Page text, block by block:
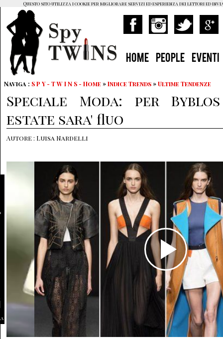
HOME PEOPLE EVENTI
Naviga : S P Y - T W I N S - Home »Indice Trends »Ultime Tendenze
Speciale Moda: per
estate sara' fluo
Autore : Luisa Nardelli
Questo sito utilizza i cookie per migliorare servizi ed esperienza dei lettori ed